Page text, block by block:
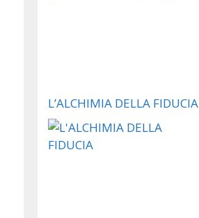
L’ALCHIMIA DELLA FIDUCIA